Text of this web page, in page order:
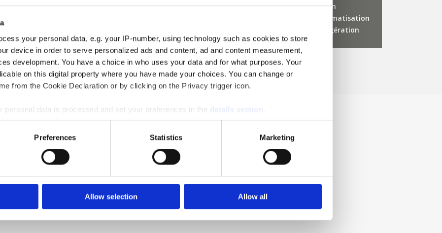
your personal data, e.g. your IP-number, using technology such as cookies to store
device in order to serve personalized ads and content, ad and content measurement,
development. You have a choice in who uses your data and for what purposes. Your
on this digital property where you have made your choices. You can change or
from the Cookie Declaration or by clicking on the Privacy trigger icon.
personal data is processed and set your preferences in the details section
content and ads, to provide social media features and to analyse our traffic. We also share
our site with our social media, advertising and analytics partners who may combine it with
provided to them or that they’ve collected from your use of their services.
Preferences Statistics Marketing
Allow selection Allow all
pharmaceutiques
et de concentration
en
général/climatisation
et réfrigération
CARACTERISTIQUE DE CONSTRUCTION